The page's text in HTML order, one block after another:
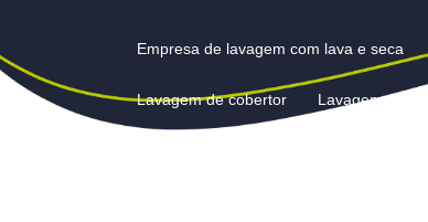
Empresa de lavagem com lava e seca
Lavagem de cobertor Lavagem de